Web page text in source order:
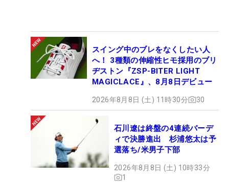
スイング中のブレをなくしたい人
へ！ 3種類の伸縮性ヒモ採用のブリ
ヂストン『ZSP-BITER LIGHT
MAGICLACE』、8月8日デビュー
2026年8月8日 (土) 11時30分 30
石川遼は終盤の4連続バーデ
ィで決勝進出 杉浦悠太は予
選落ち/米男子下部
2026年8月8日 (土) 10時33分
1